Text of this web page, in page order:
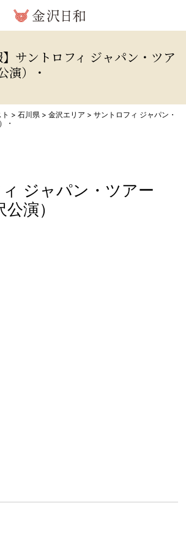
】サントロフィ ジャパン・ツア
演）・
>石川県 >金沢エリア >サントロフィ ジャパン・
・
ジャパン・ツアー
演）